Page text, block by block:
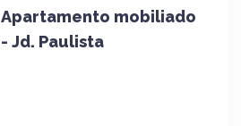
Apartamento mobiliado
- Jd. Paulista